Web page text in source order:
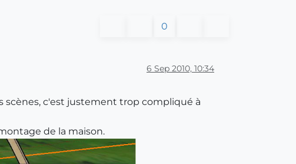
0
6 Sep 2010, 10:34
scènes, c'est justement trop compliqué à
de la maison.